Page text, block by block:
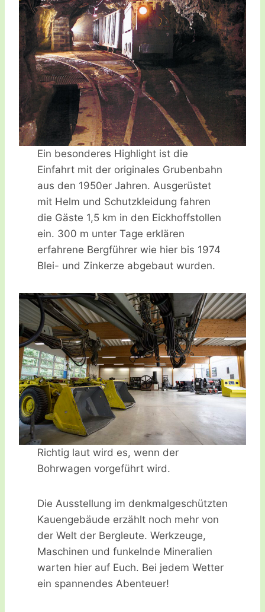
Ein besonderes Highlight ist die
Einfahrt mit der originales Grubenbahn
aus den 1950er Jahren. Ausgerüstet
mit Helm und Schutzkleidung fahren
die Gäste 1,5 km in den Eickhoffstollen
ein. 300 m unter Tage erklären
erfahrene Bergführer wie hier bis 1974
Blei- und Zinkerze abgebaut wurden.
Richtig laut wird es, wenn der
Bohrwagen vorgeführt wird.
Die Ausstellung im denkmalgeschützten
Kauengebäude erzählt noch mehr von
der Welt der Bergleute. Werkzeuge,
Maschinen und funkelnde Mineralien
warten hier auf Euch. Bei jedem Wetter
ein spannendes Abenteuer!